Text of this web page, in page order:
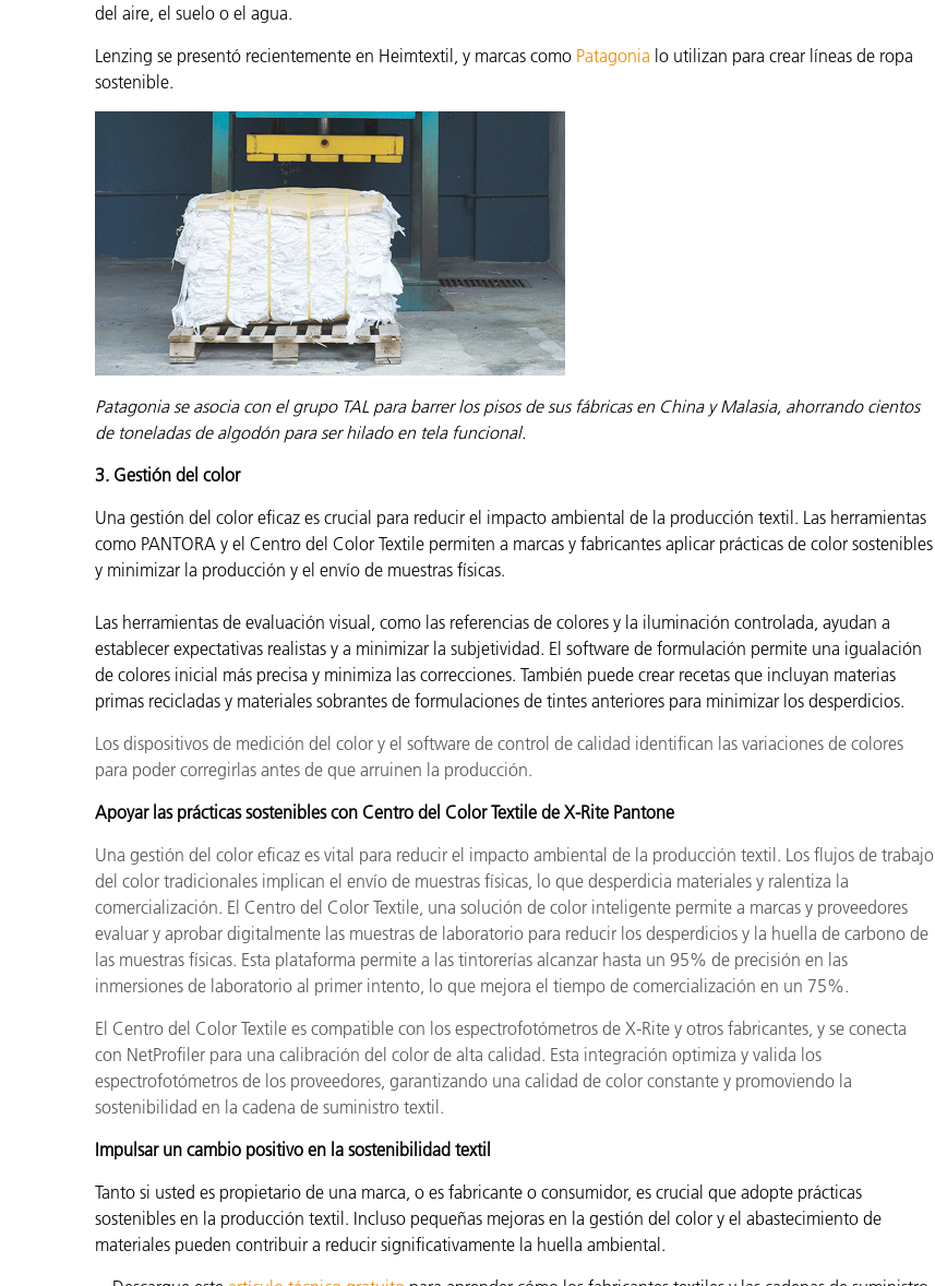
del aire, el suelo o el agua.
Lenzing se presentó recientemente en Heimtextil, y marcas como Patagonia lo utilizan para crear líneas de ropa
sostenible.
Patagonia se asocia con el grupo TAL para barrer los pisos de sus fábricas en China y Malasia, ahorrando cientos
de toneladas de algodón para ser hilado en tela funcional.
3. Gestión del color
Una gestión del color eficaz es crucial para reducir el impacto ambiental de la producción textil. Las herramientas
como PANTORA y el Centro del Color Textile permiten a marcas y fabricantes aplicar prácticas de color sostenibles
y minimizar la producción y el envío de muestras físicas.
Las herramientas de evaluación visual, como las referencias de colores y la iluminación controlada, ayudan a
establecer expectativas realistas y a minimizar la subjetividad. El software de formulación permite una igualación
de colores inicial más precisa y minimiza las correcciones. También puede crear recetas que incluyan materias
primas recicladas y materiales sobrantes de formulaciones de tintes anteriores para minimizar los desperdicios.
Los dispositivos de medición del color y el software de control de calidad identifican las variaciones de colores
para poder corregirlas antes de que arruinen la producción.
Apoyar las prácticas sostenibles con Centro del Color Textile de X-Rite Pantone
Una gestión del color eficaz es vital para reducir el impacto ambiental de la producción textil. Los flujos de trabajo
del color tradicionales implican el envío de muestras físicas, lo que desperdicia materiales y ralentiza la
comercialización. El Centro del Color Textile, una solución de color inteligente permite a marcas y proveedores
evaluar y aprobar digitalmente las muestras de laboratorio para reducir los desperdicios y la huella de carbono de
las muestras físicas. Esta plataforma permite a las tintorerías alcanzar hasta un 95% de precisión en las
inmersiones de laboratorio al primer intento, lo que mejora el tiempo de comercialización en un 75%.
El Centro del Color Textile es compatible con los espectrofotómetros de X-Rite y otros fabricantes, y se conecta
con NetProfiler para una calibración del color de alta calidad. Esta integración optimiza y valida los
espectrofotómetros de los proveedores, garantizando una calidad de color constante y promoviendo la
sostenibilidad en la cadena de suministro textil.
Impulsar un cambio positivo en la sostenibilidad textil
Tanto si usted es propietario de una marca, o es fabricante o consumidor, es crucial que adopte prácticas
sostenibles en la producción textil. Incluso pequeñas mejoras en la gestión del color y el abastecimiento de
materiales pueden contribuir a reducir significativamente la huella ambiental.